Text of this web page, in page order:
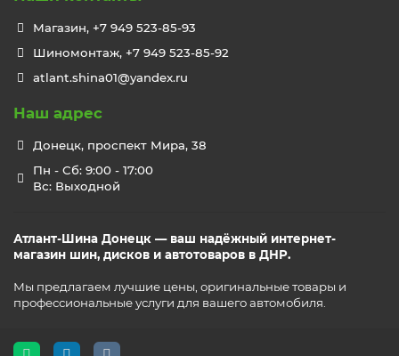
Магазин, +7 949 523-85-93
Шиномонтаж, +7 949 523-85-92
atlant.shina01@yandex.ru
Наш адрес
Донецк, проспект Мира, 38
Пн - Сб: 9:00 - 17:00
Вс: Выходной
Атлант-Шина Донецк — ваш надёжный интернет-
магазин шин, дисков и автотоваров в ДНР.
Мы предлагаем лучшие цены, оригинальные товары и
профессиональные услуги для вашего автомобиля.